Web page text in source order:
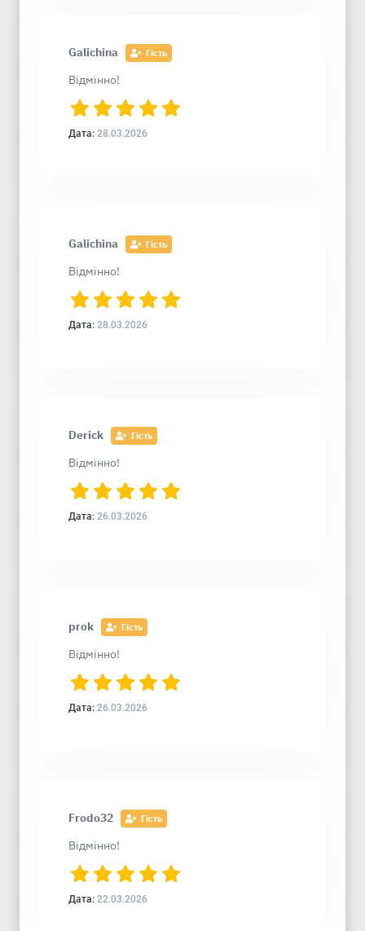
Galichina Гість
Відмінно!
Дата: 28.03.2026
Galichina Гість
Відмінно!
Дата: 28.03.2026
Derick Гість
Відмінно!
Дата: 26.03.2026
prok Гість
Відмінно!
Дата: 26.03.2026
Frodo32 Гість
Відмінно!
Дата: 22.03.2026